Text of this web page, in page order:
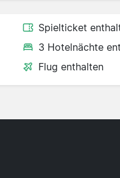
Spielticket
3 Hotelnächte
Flug enthalten